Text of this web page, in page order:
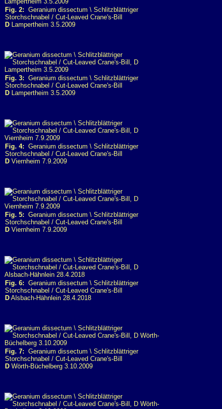
Fig. 2: Geranium dissectum \ Schlitzblättriger
Storchschnabel / Cut-Leaved Crane's-Bill
D Lampertheim 3.5.2009
Fig. 3: Geranium dissectum \ Schlitzblättriger
Storchschnabel / Cut-Leaved Crane's-Bill
D Lampertheim 3.5.2009
Fig. 4: Geranium dissectum \ Schlitzblättriger
Storchschnabel / Cut-Leaved Crane's-Bill
D Viernheim 7.9.2009
Fig. 5: Geranium dissectum \ Schlitzblättriger
Storchschnabel / Cut-Leaved Crane's-Bill
D Viernheim 7.9.2009
Fig. 6: Geranium dissectum \ Schlitzblättriger
Storchschnabel / Cut-Leaved Crane's-Bill
D Alsbach-Hähnlein 28.4.2018
Fig. 7: Geranium dissectum \ Schlitzblättriger
Storchschnabel / Cut-Leaved Crane's-Bill
D Wörth-Büchelberg 3.10.2009